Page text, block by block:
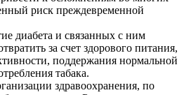
риск преждевременной
диабета и связанных с ним
за счет здорового питания,
поддержания нормальной
табака.
здравоохранения, по